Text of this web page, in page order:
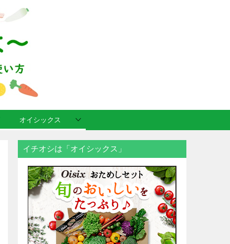
オイシックス
イチオシは「オイシックス」